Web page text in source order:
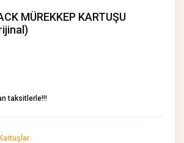
MÜREKKEP KARTUŞU
taksitlerle!!!